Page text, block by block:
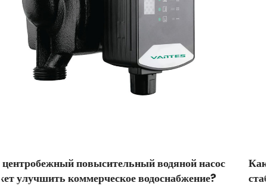
насос
Как центробежный бустерный водяной
стабилизировать переменный расход на